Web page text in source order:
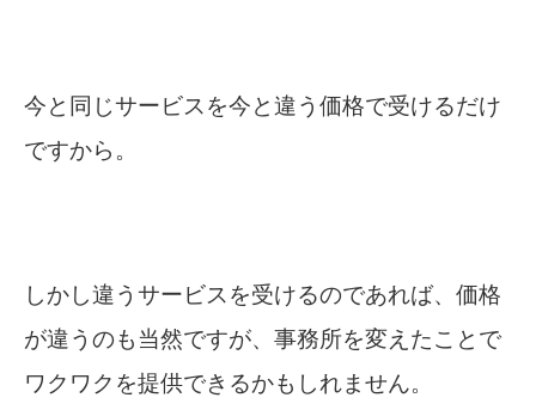
今と同じサービスを今と違う価格で受けるだけ
ですから。
しかし違うサービスを受けるのであれば、価格
が違うのも当然ですが、事務所を変えたことで
ワクワクを提供できるかもしれません。